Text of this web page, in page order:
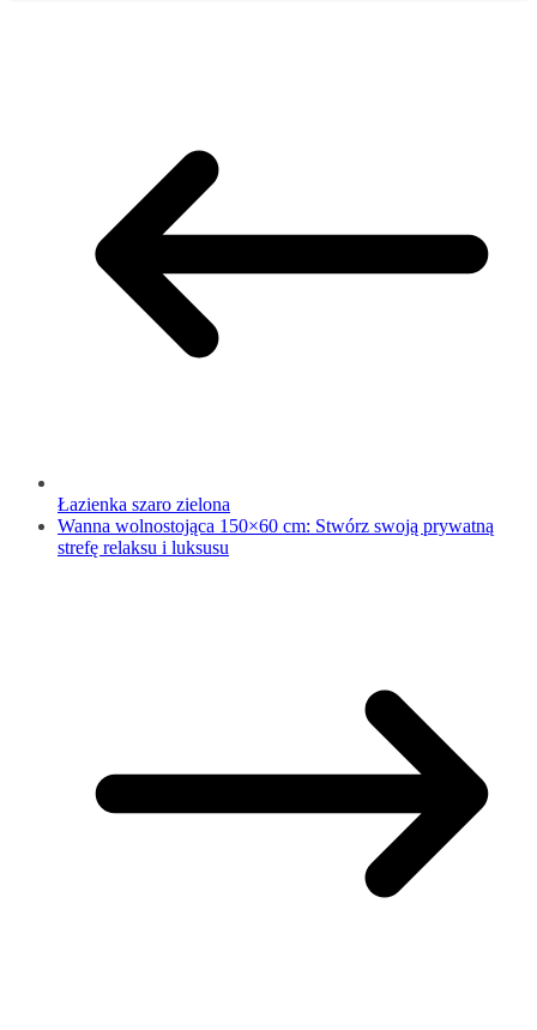
Łazienka szaro zielona
Wanna wolnostojąca 150×60 cm: Stwórz swoją prywatną
strefę relaksu i luksusu